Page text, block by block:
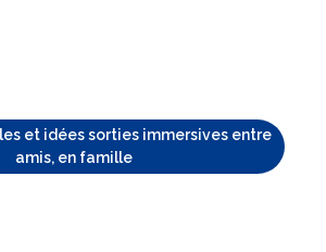
et idées sorties immersives entre
amis, en famille